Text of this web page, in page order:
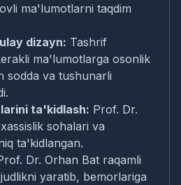
ma'lumotlarni taqdim
dizayn: Tashrif
ma'lumotlarga osonlik
sodda va tushunarli
ta'kidlash: Prof. Dr.
sohalari va
ta'kidlangan.
Dr. Orhan Bat raqamli
yaratib, bemorlariga